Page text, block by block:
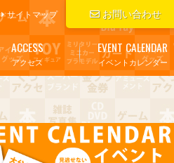
お問い合わせ
サイトマップ
アクセス
ACCESS
イベントカレンダー
EVENT CALENDAR